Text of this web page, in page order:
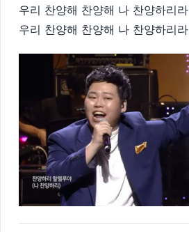
우리 찬양해 찬양해 나 찬양하리라
우리 찬양해 찬양해 나 찬양하리라